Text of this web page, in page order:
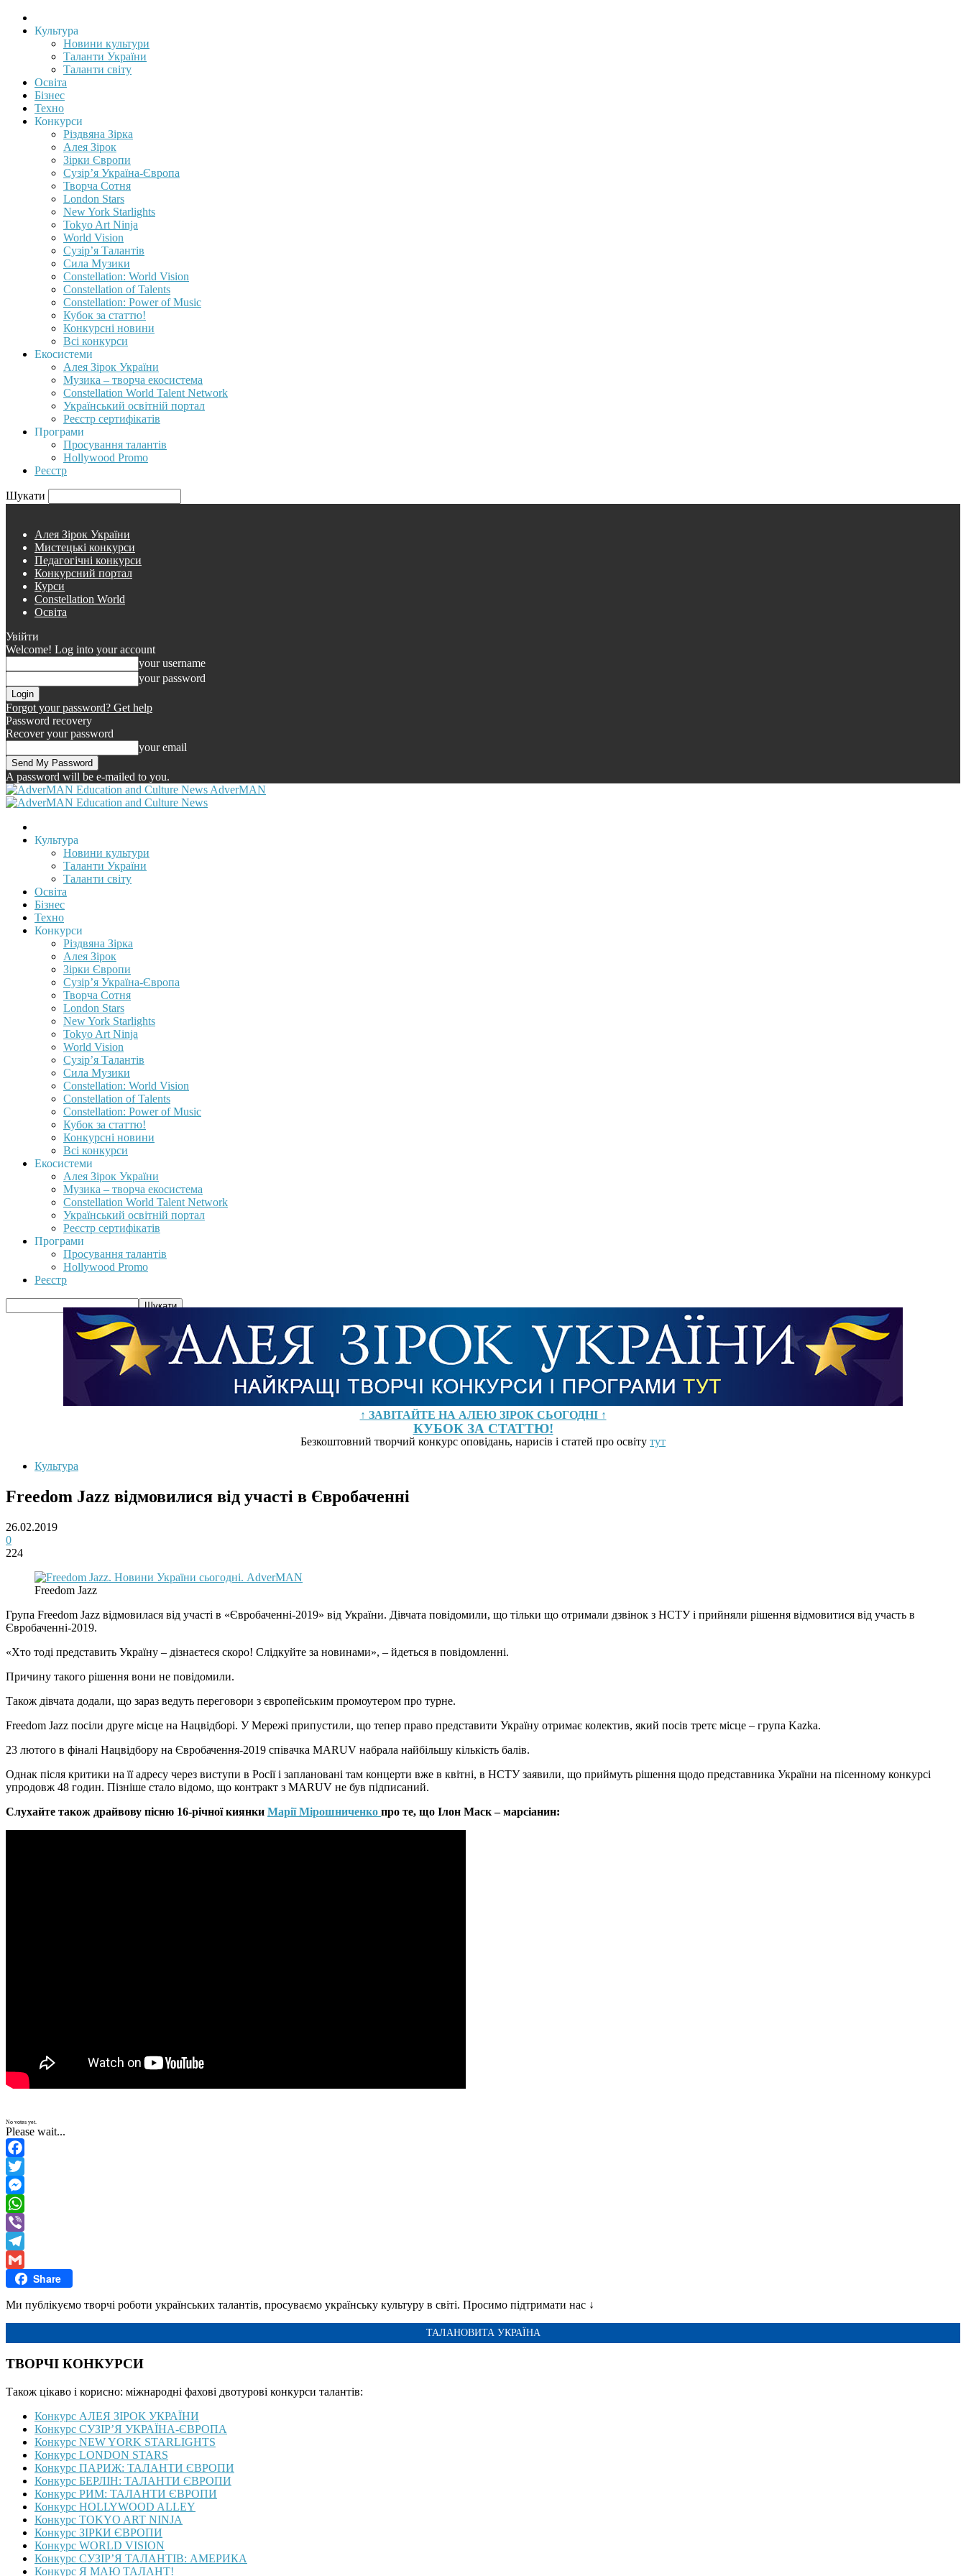
Культура
Новини культури
Таланти України
Таланти світу
Освіта
Бізнес
Техно
Конкурси
Різдвяна Зірка
Алея Зірок
Зірки Європи
Сузір’я Україна-Європа
Творча Сотня
London Stars
New York Starlights
Tokyo Art Ninja
World Vision
Сузір’я Талантів
Сила Музики
Constellation: World Vision
Constellation of Talents
Constellation: Power of Music
Кубок за статтю!
Конкурсні новини
Всі конкурси
Екосистеми
Алея Зірок України
Музика – творча екосистема
Constellation World Talent Network
Український освітній портал
Реєстр сертифікатів
Програми
Просування талантів
Hollywood Promo
Реєстр
Шукати
Алея Зірок України
Мистецькі конкурси
Педагогічні конкурси
Конкурсний портал
Курси
Constellation World
Освіта
Увійти
Welcome! Log into your account
your username
your password
Forgot your password? Get help
Password recovery
Recover your password
your email
A password will be e-mailed to you.
AdverMAN
Культура
Новини культури
Таланти України
Таланти світу
Освіта
Бізнес
Техно
Конкурси
Різдвяна Зірка
Алея Зірок
Зірки Європи
Сузір’я Україна-Європа
Творча Сотня
London Stars
New York Starlights
Tokyo Art Ninja
World Vision
Сузір’я Талантів
Сила Музики
Constellation: World Vision
Constellation of Talents
Constellation: Power of Music
Кубок за статтю!
Конкурсні новини
Всі конкурси
Екосистеми
Алея Зірок України
Музика – творча екосистема
Constellation World Talent Network
Український освітній портал
Реєстр сертифікатів
Програми
Просування талантів
Hollywood Promo
Реєстр
↑ ЗАВІТАЙТЕ НА АЛЕЮ ЗІРОК СЬОГОДНІ ↑
КУБОК ЗА СТАТТЮ!
Безкоштовний творчий конкурс оповідань, нарисів і статей про освіту тут
Культура
Freedom Jazz відмовилися від участі в Євробаченні
26.02.2019
0
224
Freedom Jazz
Група Freedom Jazz відмовилася від участі в «Євробаченні-2019» від України. Дівчата повідомили, що тільки що отримали дзвінок з НСТУ і прийняли рішення відмовитися від участь в
Євробаченні-2019.
«Хто тоді представить Україну – дізнаєтеся скоро! Слідкуйте за новинами», – йдеться в повідомленні.
Причину такого рішення вони не повідомили.
Також дівчата додали, що зараз ведуть переговори з європейським промоутером про турне.
Freedom Jazz посіли друге місце на Нацвідборі. У Мережі припустили, що тепер право представити Україну отримає колектив, який посів третє місце – група Kazka.
23 лютого в фіналі Нацвідбору на Євробачення-2019 співачка MARUV набрала найбільшу кількість балів.
Однак після критики на її адресу через виступи в Росії і заплановані там концерти вже в квітні, в НСТУ заявили, що приймуть рішення щодо представника України на пісенному конкурсі
упродовж 48 годин. Пізніше стало відомо, що контракт з MARUV не був підписаний.
Слухайте також драйвову пісню 16-річної киянки Марії Мірошниченко про те, що Ілон Маск – марсіанин:
No votes yet.
Please wait...
Facebook
Twitter
Messenger
WhatsApp
Viber
Telegram
GmailShare
Ми публікуємо творчі роботи українських талантів, просуваємо українську культуру в світі. Просимо підтримати нас ↓
ТАЛАНОВИТА УКРАЇНА
ТВОРЧІ КОНКУРСИ
Також цікаво і корисно: міжнародні фахові двотурові конкурси талантів:
Конкурс АЛЕЯ ЗІРОК УКРАЇНИ
Конкурс СУЗІР’Я УКРАЇНА-ЄВРОПА
Конкурс NEW YORK STARLIGHTS
Конкурс LONDON STARS
Конкурс ПАРИЖ: ТАЛАНТИ ЄВРОПИ
Конкурс БЕРЛІН: ТАЛАНТИ ЄВРОПИ
Конкурс РИМ: ТАЛАНТИ ЄВРОПИ
Конкурс HOLLYWOOD ALLEY
Конкурс TOKYO ART NINJA
Конкурс ЗІРКИ ЄВРОПИ
Конкурс WORLD VISION
Конкурс СУЗІР’Я ТАЛАНТІВ: АМЕРИКА
Конкурс Я МАЮ ТАЛАНТ!